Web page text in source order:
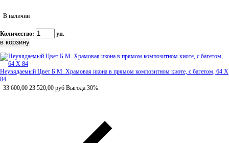
В наличии
Количество: уп.
Неувядаемый Цвет Б.М. Храмовая икона в прямом композитном киоте, с багетом, 64 Х
84
33 600,00 23 520,00 руб Выгода 30%